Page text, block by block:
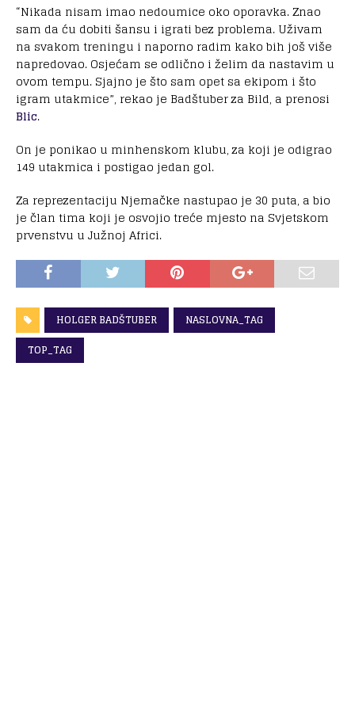
“Nikada nisam imao nedoumice oko oporavka. Znao
sam da ću dobiti šansu i igrati bez problema. Uživam
na svakom treningu i naporno radim kako bih još više
napredovao. Osjećam se odlično i želim da nastavim u
ovom tempu. Sjajno je što sam opet sa ekipom i što
igram utakmice”, rekao je Badštuber za Bild, a prenosi
Blic.
On je ponikao u minhenskom klubu, za koji je odigrao
149 utakmica i postigao jedan gol.
Za reprezentaciju Njemačke nastupao je 30 puta, a bio
je član tima koji je osvojio treće mjesto na Svjetskom
prvenstvu u Južnoj Africi.
HOLGER BADŠTUBER
NASLOVNA_TAG
TOP_TAG